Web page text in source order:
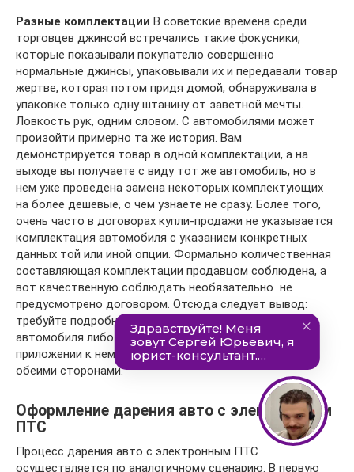
Разные комплектации В советские времена среди
торговцев джинсой встречались такие фокусники,
которые показывали покупателю совершенно
нормальные джинсы, упаковывали их и передавали товар
жертве, которая потом придя домой, обнаруживала в
упаковке только одну штанину от заветной мечты.
Ловкость рук, одним словом. С автомобилями может
произойти примерно та же история. Вам
демонстрируется товар в одной комплектации, а на
выходе вы получаете с виду тот же автомобиль, но в
нем уже проведена замена некоторых комплектующих
на более дешевые, о чем узнаете не сразу. Более того,
очень часто в договорах купли-продажи не указывается
комплектация автомобиля с указанием конкретных
данных той или иной опции. Формально количественная
составляющая комплектации продавцом соблюдена, а
вот качественную соблюдать необязательно  не
предусмотрено договором. Отсюда следует вывод:
требуйте подробное описание комплектации
автомобиля либо в договоре, либо в отдельном
приложении к нему, которое должно быть подписано
обеими сторонами.
Оформление дарения авто с электронным
ПТС
Процесс дарения авто с электронным ПТС
осуществляется по аналогичному сценарию. В первую